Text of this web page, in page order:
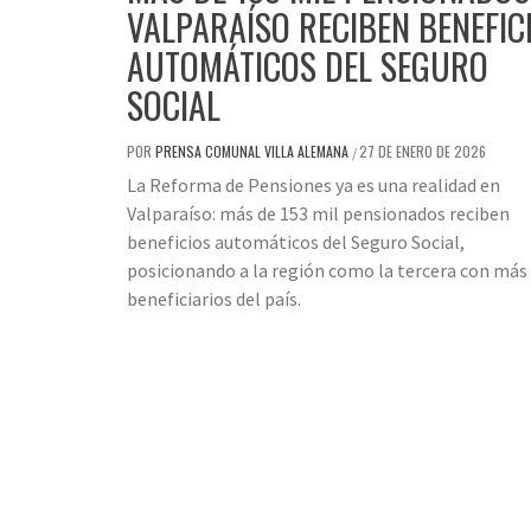
VALPARAÍSO RECIBEN
AUTOMÁTICOS DEL SEGURO
SOCIAL
POR PRENSA COMUNAL VILLA ALEMANA /27 DE ENERO DE 2026
La Reforma de Pensiones ya es una realidad en
Valparaíso: más de 153 mil pensionados reciben
beneficios automáticos del Seguro Social,
posicionando a la región como la tercera con más
beneficiarios del país.